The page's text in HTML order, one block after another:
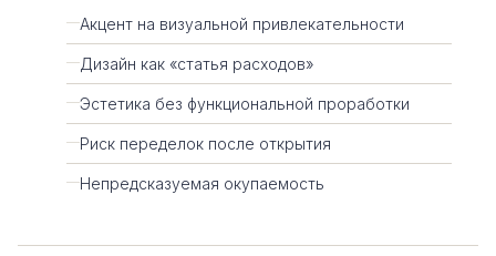
Акцент на визуальной привлекательности
Дизайн как «статья расходов»
Эстетика без функциональной проработки
Риск переделок после открытия
Непредсказуемая окупаемость